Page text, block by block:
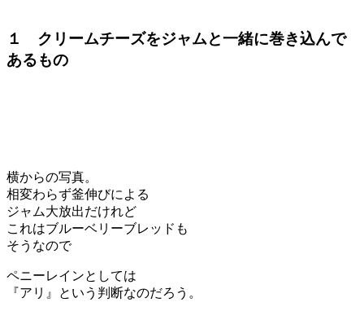
１ クリームチーズをジャムと一緒に巻き込んで
あるもの
横からの写真。
相変わらず釜伸びによる
ジャム大放出だけれど
これはブルーベリーブレッドも
そうなので
ペニーレインとしては
『アリ』という判断なのだろう。